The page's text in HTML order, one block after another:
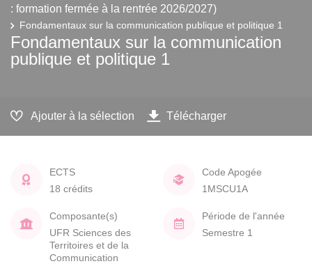
: formation fermée à la rentrée 2026/2027)
Fondamentaux sur la communication publique et politique 1
Fondamentaux sur la communication
publique et politique 1
Ajouter à la sélection Télécharger
ECTS
18 crédits
Code Apogée
1MSCU1A
Composante(s)
UFR Sciences des
Territoires et de la
Communication
Période de l'année
Semestre 1